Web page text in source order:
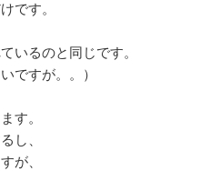
です。
いるのと同じです。
ですが。。）
す。
し、
が、